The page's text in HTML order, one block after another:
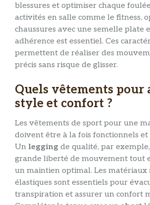
blessures et optimiser chaque
activités en salle comme le fitness,
chaussures avec une semelle plate
adhérence est essentiel. Ces
permettent de réaliser des
précis sans risque de glisser.
Quels vêtements pour
style et confort ?
Les vêtements de sport pour une
doivent être à la fois fonctionnels et
Un legging de qualité, par
grande liberté de mouvement tout
un maintien optimal. Les matériaux
élastiques sont essentiels pour
transpiration et assurer un confort